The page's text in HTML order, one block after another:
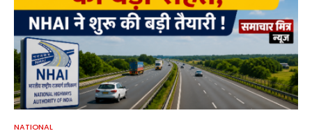
NATIONAL